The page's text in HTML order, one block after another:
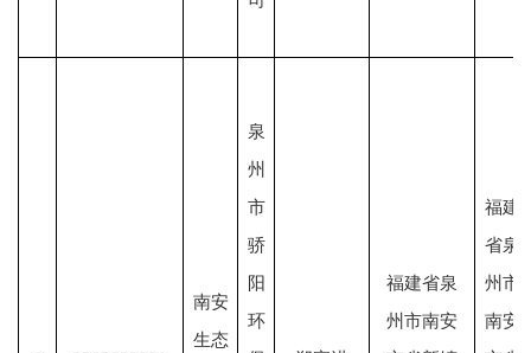
南安
生态
泉
州
市
骄
阳
环
福建省泉
州市南安
福建
省泉
州市
南安